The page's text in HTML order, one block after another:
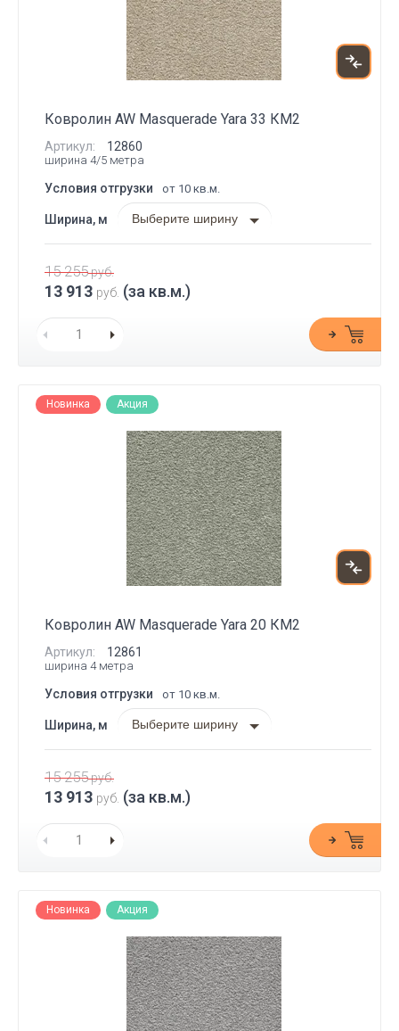
Ковролин AW Masquerade Yara 33 КМ2
Артикул: 12860
ширина 4/5 метра
Условия отгрузки от 10 кв.м.
Ширина, м Выберите ширину
15 255руб.
13 913 руб. (за кв.м.)
Новинка Акция
Ковролин AW Masquerade Yara 20 КМ2
Артикул: 12861
ширина 4 метра
Условия отгрузки от 10 кв.м.
Ширина, м Выберите ширину
15 255руб.
13 913 руб. (за кв.м.)
Новинка Акция